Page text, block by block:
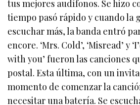
tus mejores audífonos. Se hizo
tiempo pasó rápido y cuando la
escuchar más, la banda entró
encore. ‘Mrs. Cold’, ‘Misread’ y
with you’ fueron las canciones
postal. Esta última, con un
momento de comenzar la
necesitar una batería. Se